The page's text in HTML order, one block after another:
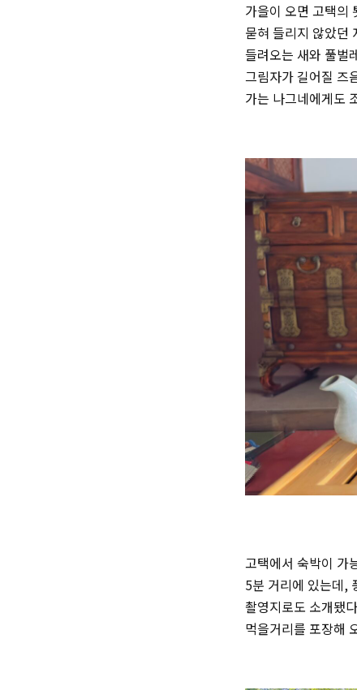
가을이 오면 고택의
묻혀 들리지 않았던
들려오는 새와 풀벌
그림자가 길어질 즈
가는 나그네에게도
고택에서 숙박이 가
5분 거리에 있는데,
촬영지로도 소개됐
먹을거리를 포장해